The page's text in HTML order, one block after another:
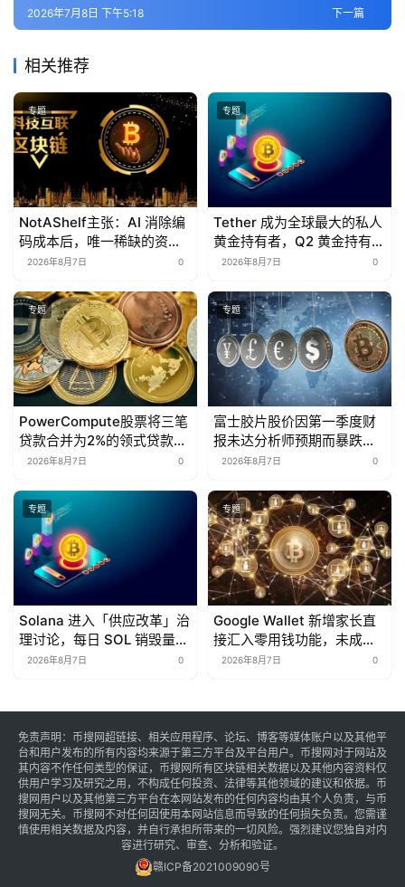
下一篇
2026年7月8日 下午5:18
相关推荐
专题
NotAShelf主张：AI 消除编
码成本后，唯一稀缺的资源
是“品味”
2026年8月7日 0
专题
Tether 成为全球最大的私人
黄金持有者，Q2 黄金持有量
增至 146 吨
2026年8月7日 0
专题
PowerCompute股票将三笔
贷款合并为2%的领式贷款，
并以307枚BTC作为抵押
2026年8月7日 0
专题
富士胶片股价因第一季度财
报未达分析师预期而暴跌
18%
2026年8月7日 0
专题
Solana 进入「供应改革」治
理讨论，每日 SOL 销毁量或
增逾 12 倍
2026年8月7日 0
专题
Google Wallet 新增家长直
接汇入零用钱功能，未成年
人无需银行账户即可感应支
2026年8月7日 0
免责声明：币搜网超链接、相关应用程序、论坛、博客等媒体账户以及其他平
台和用户发布的所有内容均来源于第三方平台及平台用户。币搜网对于网站及
其内容不作任何类型的保证，币搜网所有区块链相关数据以及其他内容资料仅
供用户学习及研究之用，不构成任何投资、法律等其他领域的建议和依据。币
搜网用户以及其他第三方平台在本网站发布的任何内容均由其个人负责，与币
搜网无关。币搜网不对任何因使用本网站信息而导致的任何损失负责。您需谨
慎使用相关数据及内容，并自行承担所带来的一切风险。强烈建议您独自对内
容进行研究、审查、分析和验证。
赣ICP备2021009090号